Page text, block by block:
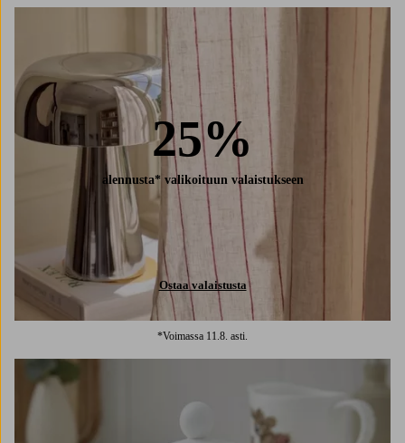
25%
alennusta* valikoituun valaistukseen
Ostaa valaistusta
*Voimassa 11.8. asti.